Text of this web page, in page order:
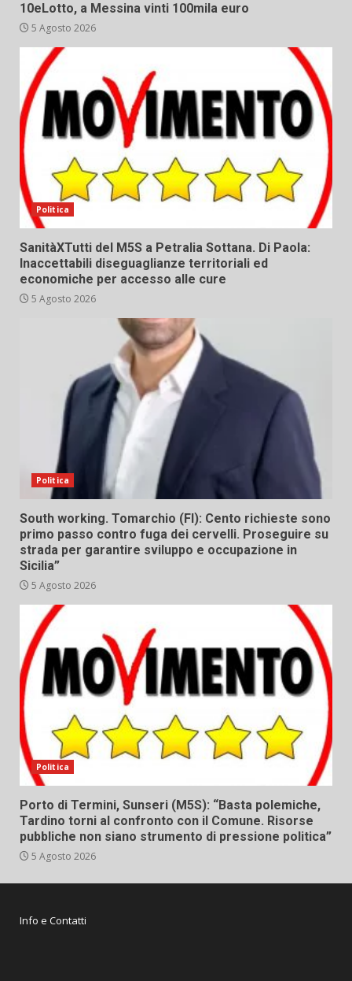
10eLotto, a Messina vinti 100mila euro
5 Agosto 2026
Politica
SanitàXTutti del M5S a Petralia Sottana. Di Paola:
Inaccettabili diseguaglianze territoriali ed
economiche per accesso alle cure
5 Agosto 2026
Politica
South working. Tomarchio (FI): Cento richieste sono
primo passo contro fuga dei cervelli. Proseguire su
strada per garantire sviluppo e occupazione in
Sicilia”
5 Agosto 2026
Politica
Porto di Termini, Sunseri (M5S): “Basta polemiche,
Tardino torni al confronto con il Comune. Risorse
pubbliche non siano strumento di pressione politica”
5 Agosto 2026
Info e Contatti